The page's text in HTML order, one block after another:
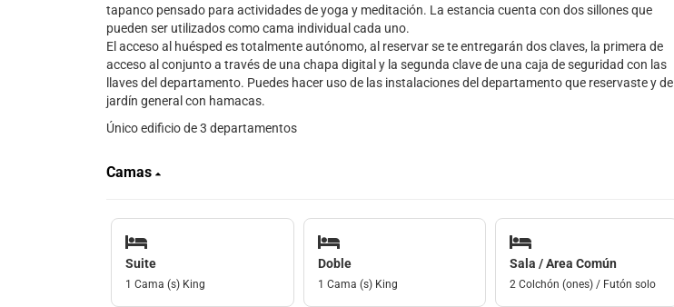
tapanco pensado para actividades de yoga y meditación. La estancia cuenta con dos sillones que
pueden ser utilizados como cama individual cada uno.
El acceso al huésped es totalmente autónomo, al reservar se te entregarán dos claves, la primera de
acceso al conjunto a través de una chapa digital y la segunda clave de una caja de seguridad con las
llaves del departamento. Puedes hacer uso de las instalaciones del departamento que reservaste y del
jardín general con hamacas.
Único edificio de 3 departamentos
Camas
Suite
1 Cama (s) King
Doble
1 Cama (s) King
Sala / Area Común
2 Colchón (ones) / Futón solo